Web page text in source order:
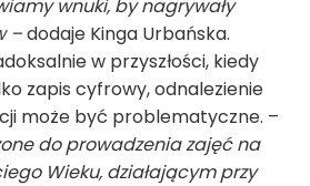
wnuki, by nagrywały
–dodaje Kinga Urbańska.
w przyszłości, kiedy
zapis cyfrowy, odnalezienie
może być problematyczne. –
do prowadzenia zajęć na
Wieku, działającym przy